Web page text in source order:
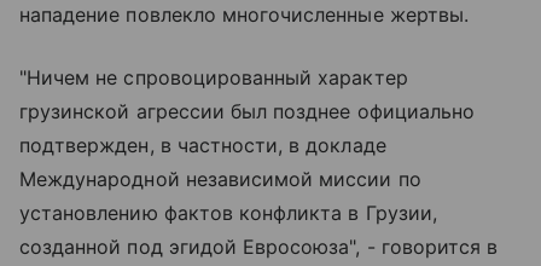
нападение повлекло многочисленные жертвы.
"Ничем не спровоцированный характер
грузинской агрессии был позднее официально
подтвержден, в частности, в докладе
Международной независимой миссии по
установлению фактов конфликта в Грузии,
созданной под эгидой Евросоюза", - говорится в